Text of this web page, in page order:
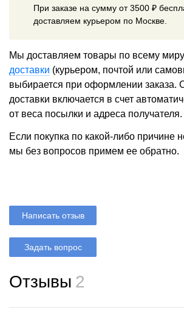
При заказе на сумму от 3500 ₽
доставляем курьером по Москве.
Мы доставляем товары по всему
доставки (курьером, почтой или
выбирается при оформлении заказа.
доставки включается в счет
от веса посылки и адреса получателя.
Если покупка по какой-либо причине
мы без вопросов примем ее обратно.
Написать отзыв
Задать вопрос
Отзывы 2